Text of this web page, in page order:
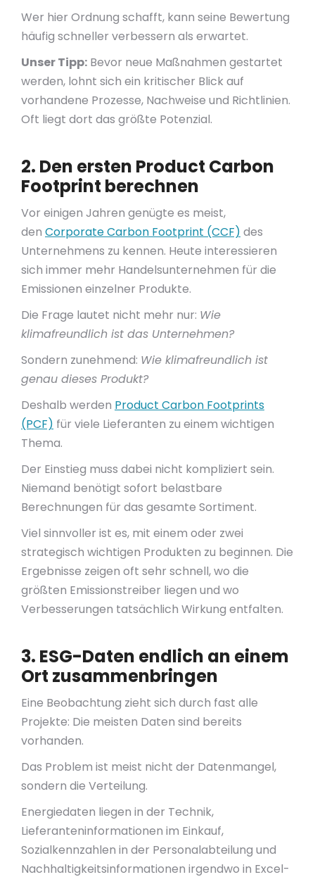
Wer hier Ordnung schafft, kann seine Bewertung
häufig schneller verbessern als erwartet.
Unser Tipp: Bevor neue Maßnahmen gestartet
werden, lohnt sich ein kritischer Blick auf
vorhandene Prozesse, Nachweise und Richtlinien.
Oft liegt dort das größte Potenzial.
2. Den ersten Product Carbon
Footprint berechnen
Vor einigen Jahren genügte es meist,
den Corporate Carbon Footprint (CCF) des
Unternehmens zu kennen. Heute interessieren
sich immer mehr Handelsunternehmen für die
Emissionen einzelner Produkte.
Die Frage lautet nicht mehr nur: Wie
klimafreundlich ist das Unternehmen?
Sondern zunehmend: Wie klimafreundlich ist
genau dieses Produkt?
Deshalb werden Product Carbon Footprints
(PCF) für viele Lieferanten zu einem wichtigen
Thema.
Der Einstieg muss dabei nicht kompliziert sein.
Niemand benötigt sofort belastbare
Berechnungen für das gesamte Sortiment.
Viel sinnvoller ist es, mit einem oder zwei
strategisch wichtigen Produkten zu beginnen. Die
Ergebnisse zeigen oft sehr schnell, wo die
größten Emissionstreiber liegen und wo
Verbesserungen tatsächlich Wirkung entfalten.
3. ESG-Daten endlich an einem
Ort zusammenbringen
Eine Beobachtung zieht sich durch fast alle
Projekte: Die meisten Daten sind bereits
vorhanden.
Das Problem ist meist nicht der Datenmangel,
sondern die Verteilung.
Energiedaten liegen in der Technik,
Lieferanteninformationen im Einkauf,
Sozialkennzahlen in der Personalabteilung und
Nachhaltigkeitsinformationen irgendwo in Excel-